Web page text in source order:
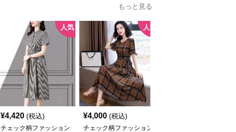
もっと見る
人気
¥4,420 (税込)
チェック柄ファッション
人気
¥4,000 (税込)
チェック柄ファッション